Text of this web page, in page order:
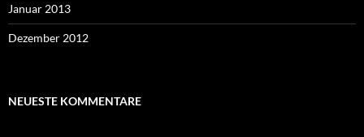
Januar 2013
Dezember 2012
NEUESTE KOMMENTARE